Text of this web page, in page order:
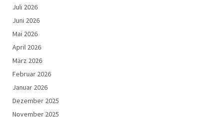
Juli 2026
Juni 2026
Mai 2026
April 2026
März 2026
Februar 2026
Januar 2026
Dezember 2025
November 2025